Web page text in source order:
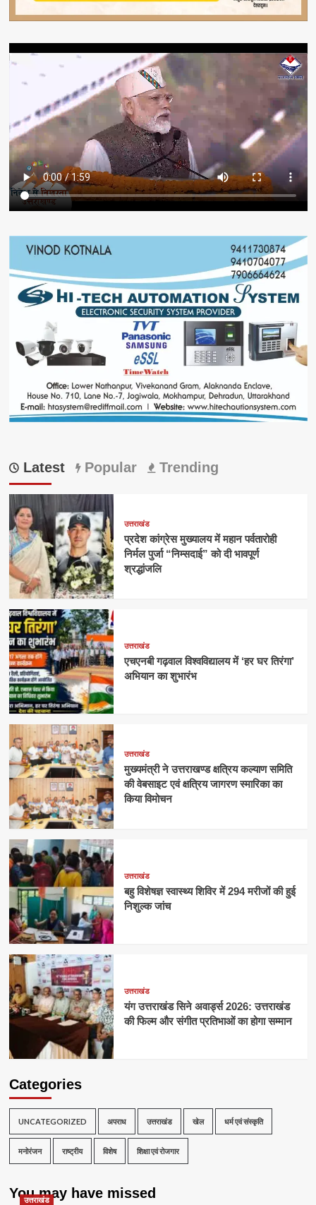
Latest Popular Trending
उत्तराखंड
प्रदेश कांग्रेस मुख्यालय में महान पर्वतारोही
निर्मल पुर्जा “निम्सदाई” को दी भावपूर्ण
श्रद्धांजलि
उत्तराखंड
एचएनबी गढ़वाल विश्वविद्यालय में ‘हर घर तिरंगा’
अभियान का शुभारंभ
उत्तराखंड
मुख्यमंत्री ने उत्तराखण्ड क्षत्रिय कल्याण समिति
की वेबसाइट एवं क्षत्रिय जागरण स्मारिका का
किया विमोचन
उत्तराखंड
बहु विशेषज्ञ स्वास्थ्य शिविर में 294 मरीजों की हुई
निशुल्क जांच
उत्तराखंड
यंग उत्तराखंड सिने अवार्ड्स 2026: उत्तराखंड
की फिल्म और संगीत प्रतिभाओं का होगा सम्मान
Categories
UNCATEGORIZED अपराध उत्तराखंड खेल धर्म एवं संस्कृति
मनोरंजन राष्ट्रीय विशेष शिक्षा एवं रोजगार
You may have missed
उत्तराखंड